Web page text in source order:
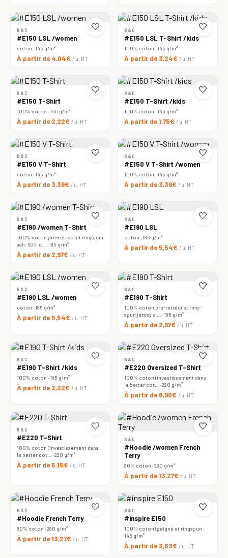
🤍
B&C
#E150 LSL /women
coton · 145 g/m²
À partir de 4,04€ / u. HT
🤍
B&C
#E150 LSL T-Shirt /kids
100% coton · 145 g/m²
À partir de 3,24€ / u. HT
🤍
B&C
#E150 T-Shirt
100% coton · 145 g/m²
À partir de 2,22€ / u. HT
🤍
B&C
#E150 T-Shirt /kids
100% coton · 145 g/m²
À partir de 1,75€ / u. HT
🤍
B&C
#E150 V T-Shirt
coton · 145 g/m²
À partir de 3,39€ / u. HT
🤍
B&C
#E150 V T-Shirt /women
100% coton · 145 g/m²
À partir de 3,39€ / u. HT
🤍
B&C
#E190 /women T-Shirt
100% coton pré-rétréci et ringspun
ash: 99% c… · 185 g/m²
À partir de 2,97€ / u. HT
🤍
B&C
#E190 LSL
coton · 185 g/m²
À partir de 5,54€ / u. HT
🤍
B&C
#E190 LSL /women
coton · 185 g/m²
À partir de 5,54€ / u. HT
🤍
B&C
#E190 T-Shirt
100% coton pré-rétréci et ring-
spun jersey si… · 185 g/m²
À partir de 2,97€ / u. HT
🤍
B&C
#E190 T-Shirt /kids
100% coton · 185 g/m²
À partir de 2,22€ / u. HT
🤍
B&C
#E220 Oversized T-Shirt
100% coton (investissement dans
le better cot… · 220 g/m²
À partir de 6,90€ / u. HT
🤍
B&C
#E220 T-Shirt
100% coton (investissement dans
le better cot… · 220 g/m²
À partir de 5,15€ / u. HT
🤍
B&C
#Hoodie /women French
Terry
80% coton · 280 g/m²
À partir de 13,27€ / u. HT
🤍
B&C
#Hoodie French Terry
80% coton · 280 g/m²
À partir de 13,27€ / u. HT
🤍
B&C
#inspire E150
100% coton (peigné et ringspun ·
145 g/m²
À partir de 3,63€ / u. HT